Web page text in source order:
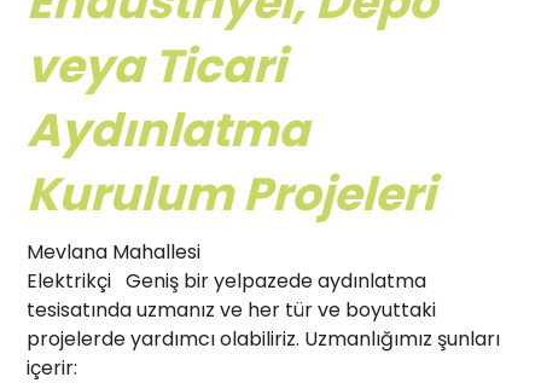
veya Ticari
Aydınlatma
Kurulum Projeleri
Mevlana Mahallesi
Elektrikçi Geniş bir yelpazede aydınlatma
tesisatında uzmanız ve her tür ve boyuttaki
projelerde yardımcı olabiliriz. Uzmanlığımız şunları
içerir: